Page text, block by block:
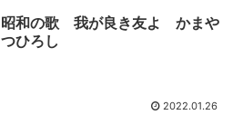
昭和の歌 我が良き友よ かまや
つひろし
2022.01.26